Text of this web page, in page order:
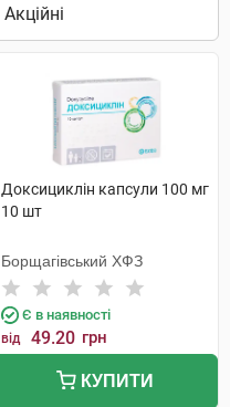
Доксициклін капсули 100 мг
10 шт
Борщагівський ХФЗ
Є в наявності
від 49.20 грн
КУПИТИ